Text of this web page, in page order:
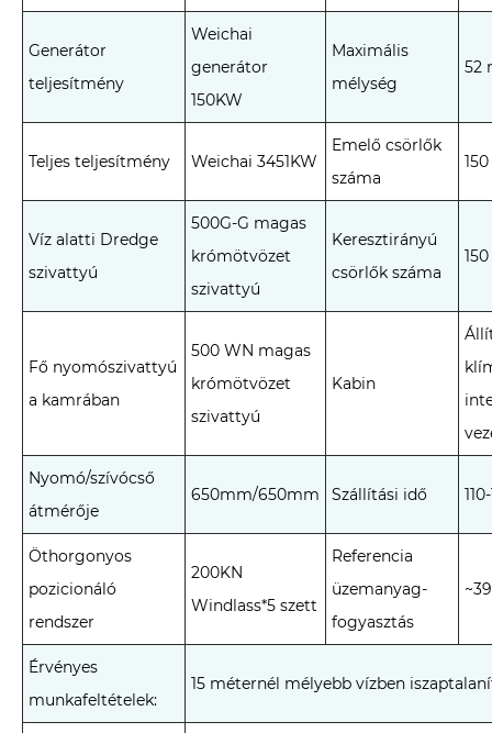
Generátor
teljesítmény
Weichai
generátor
150KW
Maximális
mélység
52
Teljes teljesítmény Weichai 3451KW
Emelő csörlők
száma
Víz alatti Dredge
szivattyú
500G-G magas
krómötvözet
szivattyú
Keresztirányú
csörlők száma
Fő nyomószivattyú
a kamrában
500 WN magas
krómötvözet
szivattyú
Kabin
Nyomó/szívócső
átmérője
650mm/650mm Szállítási idő
Öthorgonyos
pozicionáló
rendszer
200KN
Windlass*5 szett
Referencia
üzemanyag-
fogyasztás
Érvényes
munkafeltételek:
15 méternél mélyebb vízben